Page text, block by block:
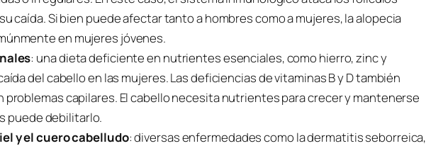
caída. Si bien puede afectar tanto a hombres como a mujeres, la alopecia
en mujeres jóvenes.
: una dieta deficiente en nutrientes esenciales, como hierro, zinc y
del cabello en las mujeres. Las deficiencias de vitaminas B y D también
problemas capilares. El cabello necesita nutrientes para crecer y mantenerse
puede debilitarlo.
y el cuero cabelludo: diversas enfermedades como la dermatitis seborreica,